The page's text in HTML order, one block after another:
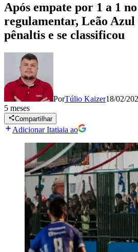
Após empate por 1 a 1
regulamentar, Leão Azul
pênaltis e se classificou
PorTúlio Kaizer18/02/
5 meses
Compartilhar
Adicionar Itatiaia ao